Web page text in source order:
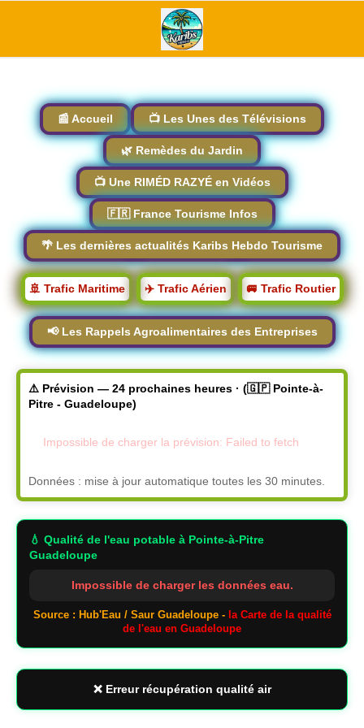
📰 Accueil 📺 Les Unes des Télévisions
🌿 Remèdes du Jardin
📺 Une RIMÉD RAZYÉ en Vidéos
🇫🇷 France Tourisme Infos
🌴 Les dernières actualités Karibs Hebdo Tourisme
🚢 Trafic Maritime ✈️ Trafic Aérien 🚐 Trafic Routier
📢 Les Rappels Agroalimentaires des Entreprises
⚠️ Prévision — 24 prochaines heures · (🇬🇵 Pointe-à-
Pitre - Guadeloupe)
Impossible de charger la prévision: Failed to fetch
Données : mise à jour automatique toutes les 30 minutes.
💧 Qualité de l'eau potable à Pointe-à-Pitre
Guadeloupe
Impossible de charger les données eau.
Source : Hub'Eau / Saur Guadeloupe - la Carte de la qualité
de l'eau en Guadeloupe
❌ Erreur récupération qualité air